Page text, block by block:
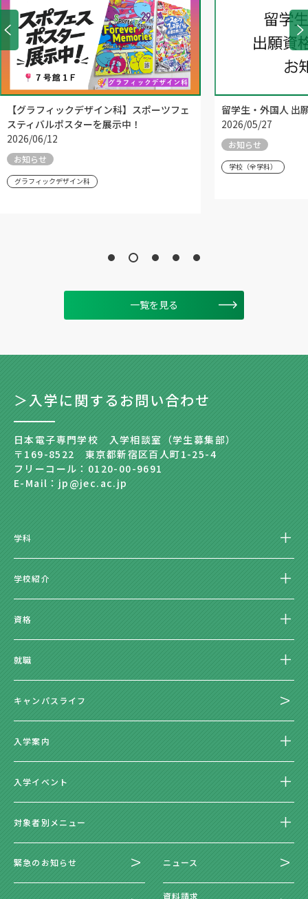
【グラフィックデザイン科】スポーツフェ
スティバルポスターを展示中！
2026/06/12
お知らせ
グラフィックデザイン科
留学生・外国人 出
2026/05/27
お知らせ
学校（全学科）
一覧を見る
＞入学に関するお問い合わせ
日本電子専門学校 入学相談室（学生募集部）
〒169-8522 東京都新宿区百人町1-25-4
フリーコール：0120-00-9691
E-Mail：jp@jec.ac.jp
学科
学校紹介
資格
就職
キャンパスライフ
入学案内
入学イベント
対象者別メニュー
緊急のお知らせ ニュース
資料請求